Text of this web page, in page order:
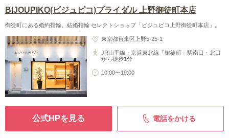
BIJOUPIKO(ビジュピコ)ブライダル 上野御徒町本店
御徒町にある婚約指輪、結婚指輪 セレクトショップ「ビジュピコ上野御徒町本店」。
東京都台東区上野5-25-1
JR山手線・京浜東北線「御徒町」駅南口・北口
から徒歩1分
10:00〜19:00
公式HPを見る 電話をかける